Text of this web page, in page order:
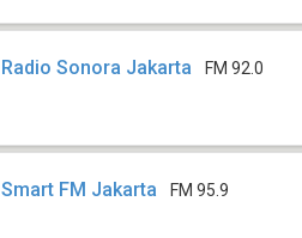
Radio Sonora Jakarta FM 92.0
Smart FM Jakarta FM 95.9